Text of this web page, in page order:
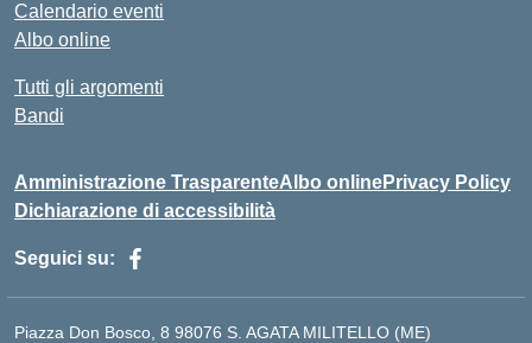
Calendario eventi
Albo online
Tutti gli argomenti
Bandi
Amministrazione TrasparenteAlbo onlinePrivacy Policy
Dichiarazione di accessibilità
Seguici su:
Piazza Don Bosco, 8 98076 S. AGATA MILITELLO (ME)